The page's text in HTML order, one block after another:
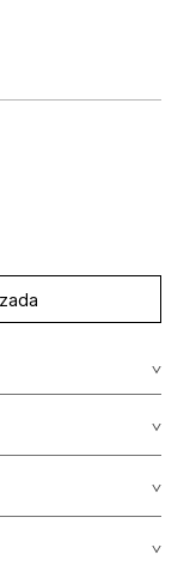
remojo / no
Card y American